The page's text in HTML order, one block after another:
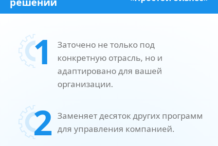
1
Заточено не только под
конкретную отрасль, но и
адаптировано для вашей
организации.
2 Заменяет десяток других программ
для управления компанией.